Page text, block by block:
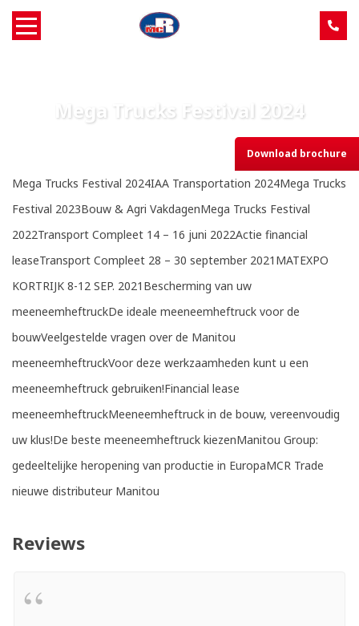
Over MCR
Service
Machine aanbod
Nieuws
Contact
Mega Trucks Festival 2024
Download brochure
Mega Trucks Festival 2024IAA Transportation 2024Mega Trucks
Festival 2023Bouw & Agri VakdagenMega Trucks Festival
2022Transport Compleet 14 – 16 juni 2022Actie financial
leaseTransport Compleet 28 – 30 september 2021MATEXPO
KORTRIJK 8-12 SEP. 2021Bescherming van uw
meeneemheftruckDe ideale meeneemheftruck voor de
bouwVeelgestelde vragen over de Manitou
meeneemheftruckVoor deze werkzaamheden kunt u een
meeneemheftruck gebruiken!Financial lease
meeneemheftruckMeeneemheftruck in de bouw, vereenvoudig
uw klus!De beste meeneemheftruck kiezenManitou Group:
gedeeltelijke heropening van productie in EuropaMCR Trade
nieuwe distributeur Manitou
Reviews